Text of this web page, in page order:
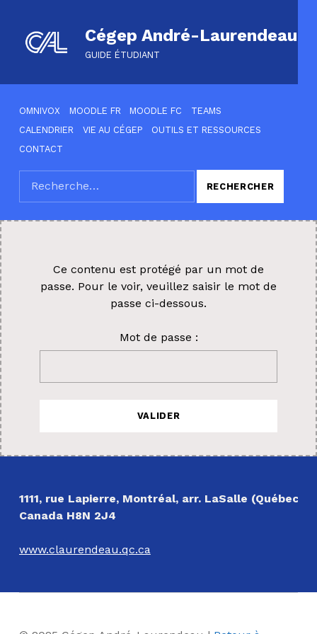
Cégep André-Laurendeau
GUIDE ÉTUDIANT
OMNIVOX
MOODLE FR MOODLE FC
TEAMS
CALENDRIER
VIE AU CÉGEP
OUTILS ET RESSOURCES
CONTACT
SEARCH THE SITE
Rechercher :
Ce contenu est protégé par un mot de
passe. Pour le voir, veuillez saisir le mot de
passe ci-dessous.
Mot de passe :
Revenir à la navigation principale
1111, rue Lapierre, Montréal, arr. LaSalle (Québec)
Canada H8N 2J4
www.claurendeau.qc.ca